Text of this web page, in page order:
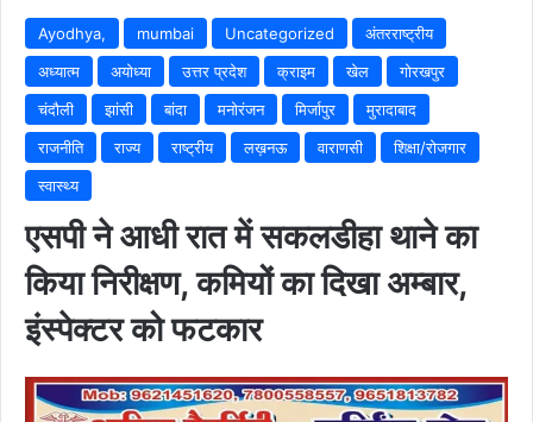
Ayodhya, mumbai Uncategorized
अंतरराष्ट्रीय
अध्यात्म
अयोध्या उत्तर प्रदेश क्राइम खेल
गोरखपुर
चंदौली
झांसी बांदा मनोरंजन मिर्जापुर
मुरादाबाद
राजनीति
राज्य राष्ट्रीय लख़नऊ वाराणसी
शिक्षा/रोजगार
स्वास्थ्य
एसपी ने आधी रात में सकलडीहा थाने का
किया निरीक्षण, कमियों का दिखा अम्बार,
इंस्पेक्टर को फटकार